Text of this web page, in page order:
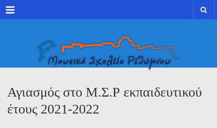
Menu
Αγιασμός στο Μ.Σ.Ρ εκπαιδευτικού
έτους 2021-2022